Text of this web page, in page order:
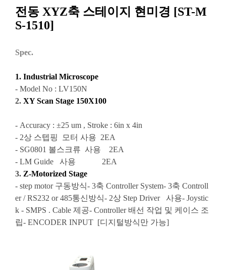
전동 XYZ축 스테이지 현미경 [ST-M
S-1510]
Spec.
1. Industrial Microscope
- Model No : LV150N
2. XY Scan Stage 150X100
- Accuracy : ±25 um , Stroke : 6in x 4in
- 2상 스텝핑 모터 사용 2EA
- SG0801 볼스크류 사용 2EA
- LM Guide 사용 2EA
3. Z-Motorized Stage
- step motor 구동방식- 3축 Controller System- 3축 Controll
er / RS232 or 485통신방식- 2상 Step Driver 사용- Joystic
k - SMPS . Cable 제공- Controller 배선 작업 및 케이스 조
립- ENCODER INPUT [디지털방식만 가능]